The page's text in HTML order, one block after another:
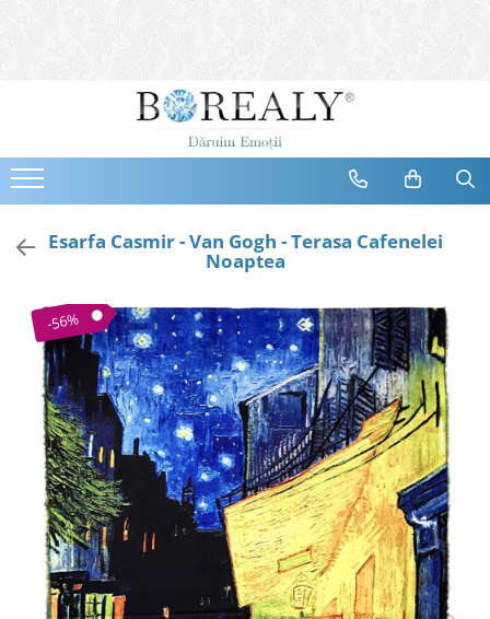
Bijuterii
Cercei
Bratari
Coliere
Tiare
Destinatari
Bijuterii Femei
Bijuterii Copii
Bijuterii Mirese
Selectii
Reduceri
Cele mai noi
Cele mai vandute
Cele mai votate
Esarfa Casmir - Van Gogh - Terasa Cafenelei
Noaptea
-56%